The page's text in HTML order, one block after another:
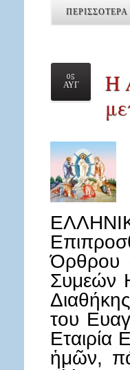
ΠΕΡΙΣΣΟΤΕΡΑ
05
ΑΥΓ
Η
Όρθρου
Συμεών
του
ἡμῶν,